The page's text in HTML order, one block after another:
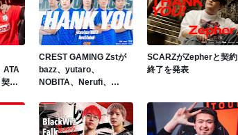
ATA
約
ンか
CREST GAMING Zstが
bazz、yutaro、
NOBITA、Nerufi、
SCARZがZepherと契約
終了を発表